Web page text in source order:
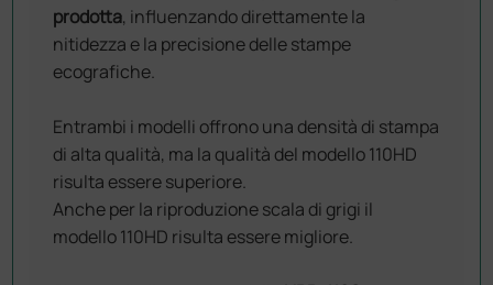
prodotta, influenzando direttamente la
nitidezza e la precisione delle stampe
ecografiche.
Entrambi i modelli offrono una densità di stampa
di alta qualità, ma la qualità del modello 110HD
risulta essere superiore.
Anche per la riproduzione scala di grigi il
modello 110HD risulta essere migliore.